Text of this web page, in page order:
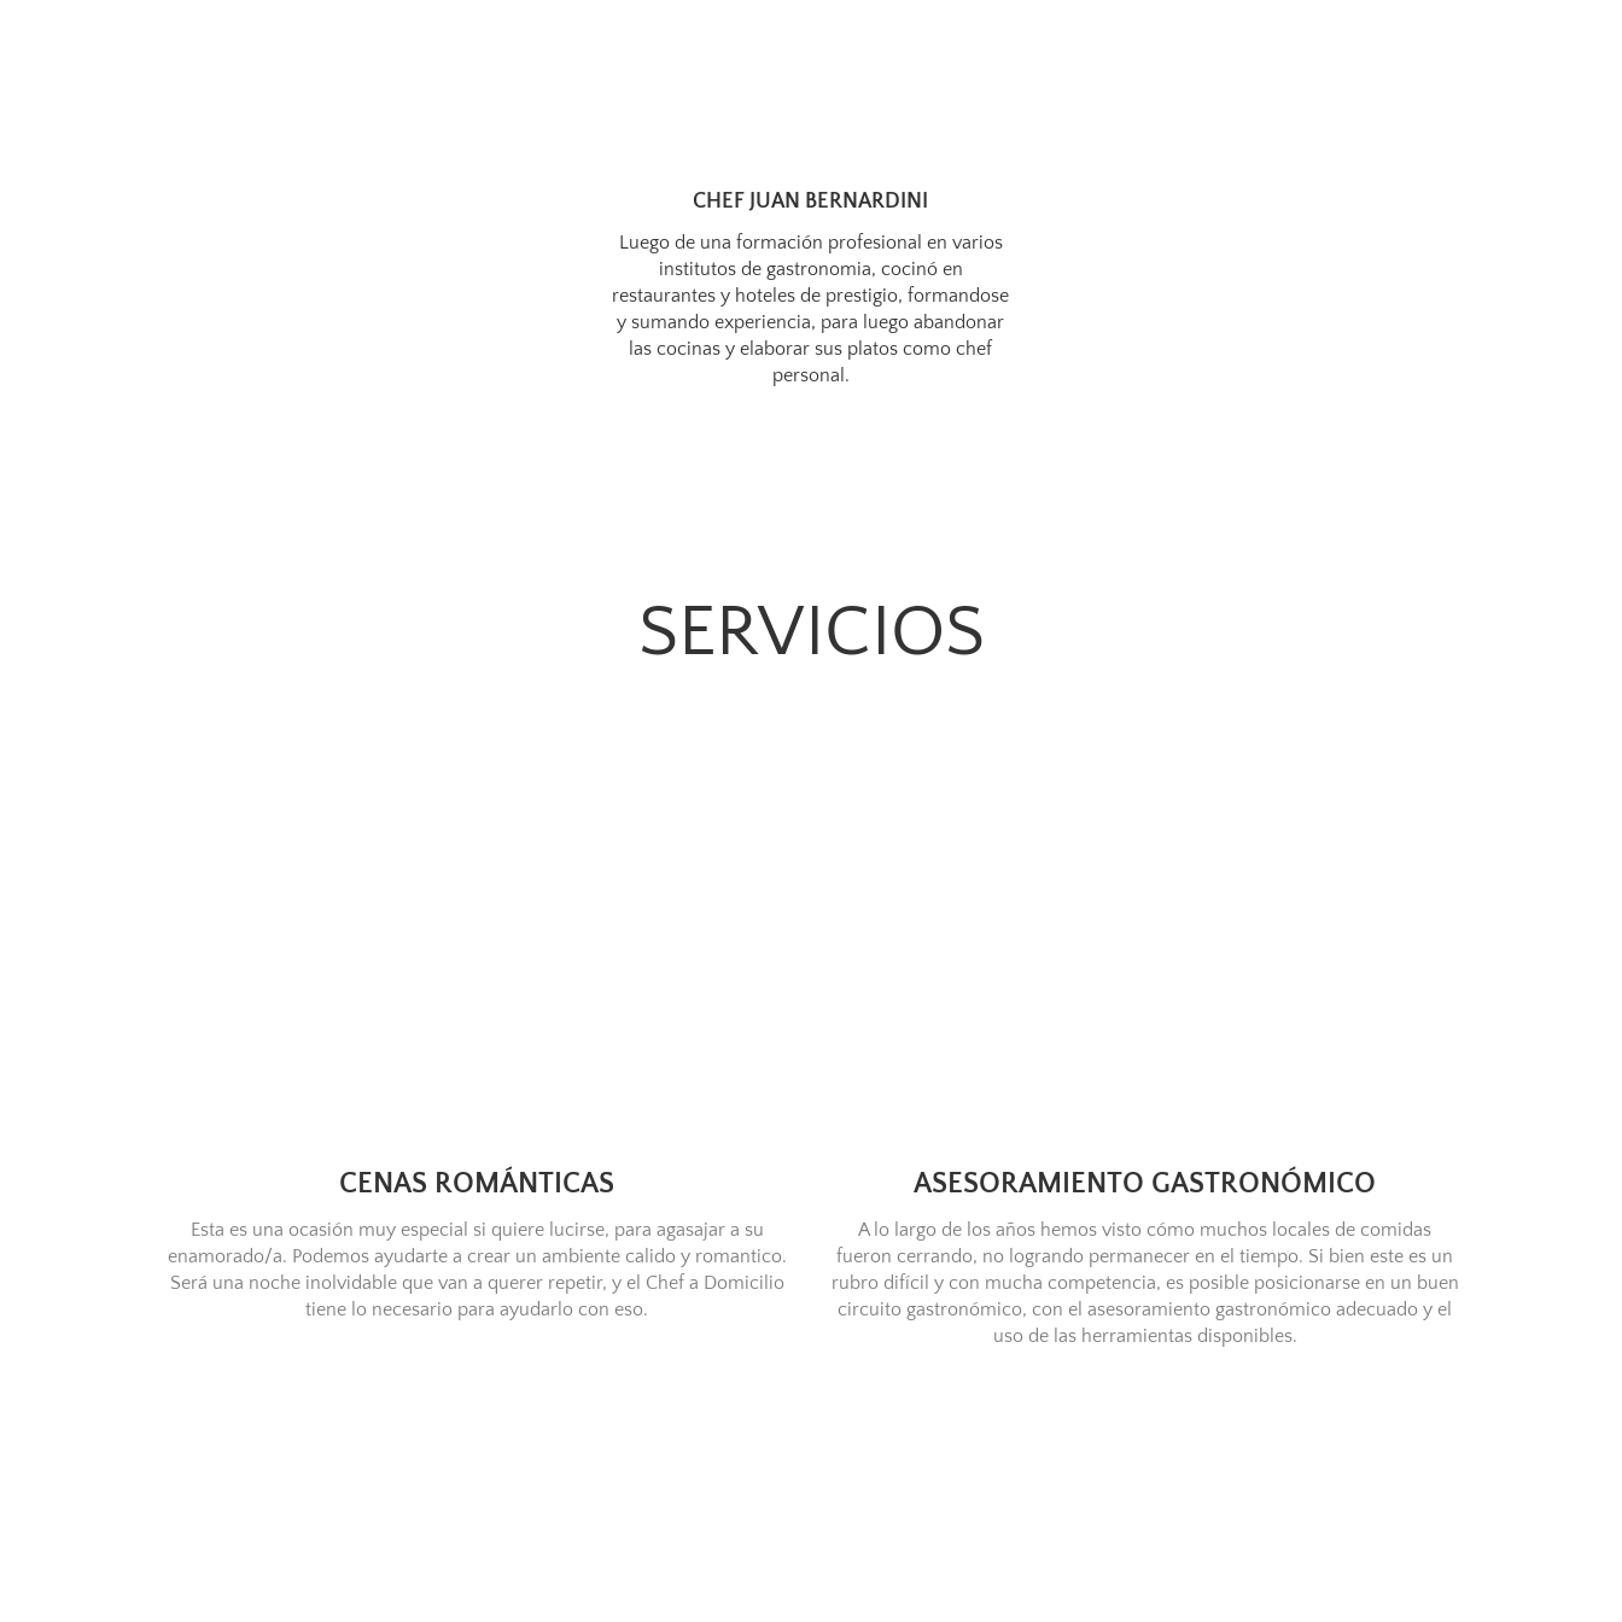
CHEF JUAN BERNARDINI
Luego de una formación profesional en varios
institutos de gastronomia, cocinó en
restaurantes y hoteles de prestigio, formandose
y sumando experiencia, para luego abandonar
las cocinas y elaborar sus platos como chef
personal.
SERVICIOS
CENAS ROMÁNTICAS
Esta es una ocasión muy especial si quiere lucirse, para agasajar a su
enamorado/a. Podemos ayudarte a crear un ambiente calido y romantico.
Será una noche inolvidable que van a querer repetir, y el Chef a Domicilio
tiene lo necesario para ayudarlo con eso.
ASESORAMIENTO GASTRONÓMICO
A lo largo de los años hemos visto cómo muchos locales de comidas
fueron cerrando, no logrando permanecer en el tiempo. Si bien este es un
rubro difícil y con mucha competencia, es posible posicionarse en un buen
circuito gastronómico, con el asesoramiento gastronómico adecuado y el
uso de las herramientas disponibles.